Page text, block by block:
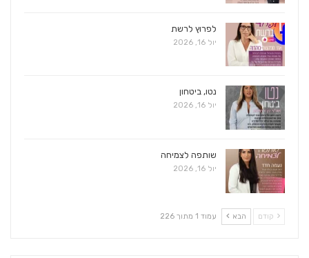
לפרוץ לרשת
יול 16, 2026
נטו, ביטחון
יול 16, 2026
שותפה לצמיחה
יול 16, 2026
קודם הבא עמוד 1 מתוך 226